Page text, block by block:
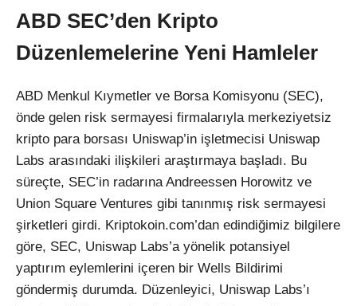
Instagram
Youtube
ABD SEC’den Kripto
Düzenlemelerine Yeni Hamleler
ABD Menkul Kıymetler ve Borsa Komisyonu (SEC),
önde gelen risk sermayesi firmalarıyla merkeziyetsiz
kripto para borsası Uniswap’in işletmecisi Uniswap
Labs arasındaki ilişkileri araştırmaya başladı. Bu
süreçte, SEC’in radarına Andreessen Horowitz ve
Union Square Ventures gibi tanınmış risk sermayesi
şirketleri girdi. Kriptokoin.com’dan edindiğimiz bilgilere
göre, SEC, Uniswap Labs’a yönelik potansiyel
yaptırım eylemlerini içeren bir Wells Bildirimi
göndermiş durumda. Düzenleyici, Uniswap Labs’ı